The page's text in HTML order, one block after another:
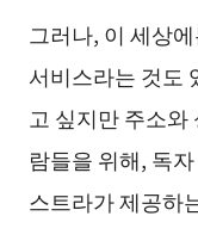
그러나, 이 세상
서비스라는 것도
고 싶지만 주소와
람들을 위해, 독
스트라가 제공하